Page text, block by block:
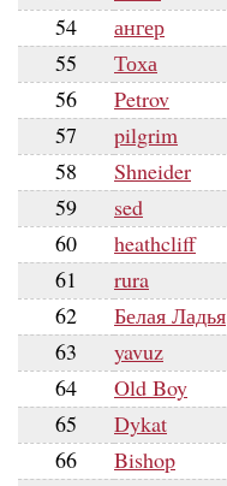
54
ангер
55
Тоха
56
Petrov
57
pilgrim
58
Shneider
59
sed
60
heathcliff
61
rura
62
Белая Ладья
63
yavuz
64
Old Boy
65
Dykat
66
Bishop